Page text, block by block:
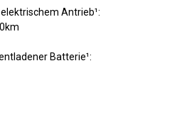
Antrieb¹:
Batterie¹: